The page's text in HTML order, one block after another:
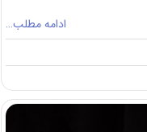
ادامه مطلب…